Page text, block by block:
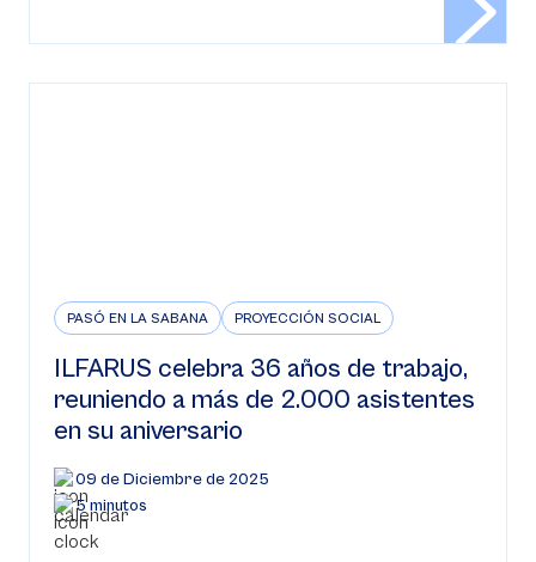
PASÓ EN LA SABANA PROYECCIÓN SOCIAL
ILFARUS celebra 36 años de trabajo,
reuniendo a más de 2.000 asistentes
en su aniversario
09 de Diciembre de 2025
5 minutos